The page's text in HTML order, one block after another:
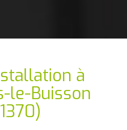
à
le-Buisson